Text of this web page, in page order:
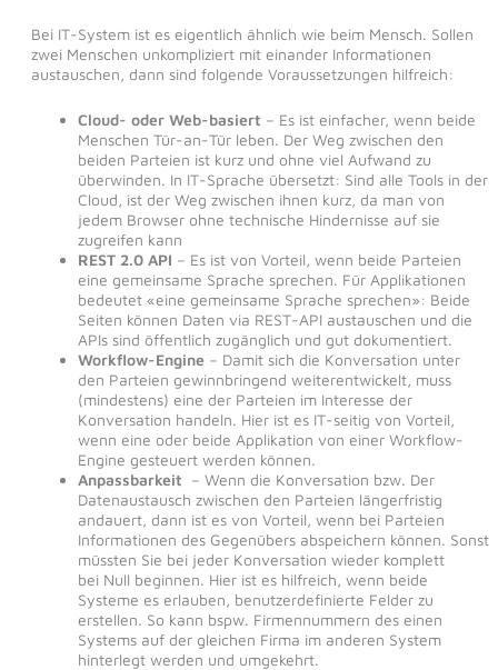
Bei IT-System ist es eigentlich ähnlich wie beim Mensch. Sollen
zwei Menschen unkompliziert mit einander Informationen
austauschen, dann sind folgende Voraussetzungen hilfreich:
Cloud- oder Web-basiert – Es ist einfacher, wenn beide
Menschen Tür-an-Tür leben. Der Weg zwischen den
beiden Parteien ist kurz und ohne viel Aufwand zu
überwinden. In IT-Sprache übersetzt: Sind alle Tools in der
Cloud, ist der Weg zwischen ihnen kurz, da man von
jedem Browser ohne technische Hindernisse auf sie
zugreifen kann
REST 2.0 API – Es ist von Vorteil, wenn beide Parteien
eine gemeinsame Sprache sprechen. Für Applikationen
bedeutet «eine gemeinsame Sprache sprechen»: Beide
Seiten können Daten via REST-API austauschen und die
APIs sind öffentlich zugänglich und gut dokumentiert.
Workflow-Engine – Damit sich die Konversation unter
den Parteien gewinnbringend weiterentwickelt, muss
(mindestens) eine der Parteien im Interesse der
Konversation handeln. Hier ist es IT-seitig von Vorteil,
wenn eine oder beide Applikation von einer Workflow-
Engine gesteuert werden können.
Anpassbarkeit – Wenn die Konversation bzw. Der
Datenaustausch zwischen den Parteien längerfristig
andauert, dann ist es von Vorteil, wenn bei Parteien
Informationen des Gegenübers abspeichern können. Sonst
müssten Sie bei jeder Konversation wieder komplett
bei Null beginnen. Hier ist es hilfreich, wenn beide
Systeme es erlauben, benutzerdefinierte Felder zu
erstellen. So kann bspw. Firmennummern des einen
Systems auf der gleichen Firma im anderen System
hinterlegt werden und umgekehrt.